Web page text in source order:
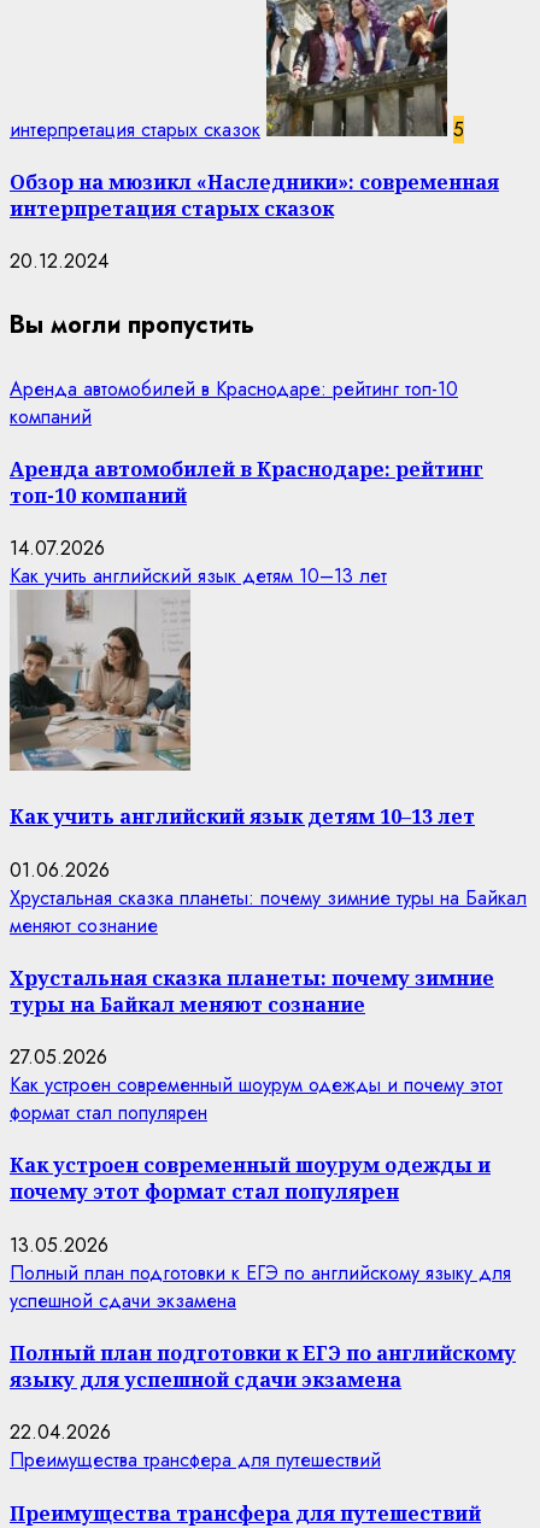
интерпретация старых сказок 5
Обзор на мюзикл «Наследники»: современная
интерпретация старых сказок
20.12.2024
Вы могли пропустить
Аренда автомобилей в Краснодаре: рейтинг топ-10
компаний
Аренда автомобилей в Краснодаре: рейтинг
топ-10 компаний
14.07.2026
Как учить английский язык детям 10–13 лет
Как учить английский язык детям 10–13 лет
01.06.2026
Хрустальная сказка планеты: почему зимние туры на Байкал
меняют сознание
Хрустальная сказка планеты: почему зимние
туры на Байкал меняют сознание
27.05.2026
Как устроен современный шоурум одежды и почему этот
формат стал популярен
Как устроен современный шоурум одежды и
почему этот формат стал популярен
13.05.2026
Полный план подготовки к ЕГЭ по английскому языку для
успешной сдачи экзамена
Полный план подготовки к ЕГЭ по английскому
языку для успешной сдачи экзамена
22.04.2026
Преимущества трансфера для путешествий
Преимущества трансфера для путешествий